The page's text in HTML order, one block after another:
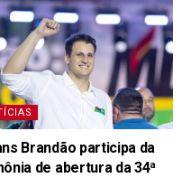
Brandão participa da
de abertura da 34ª